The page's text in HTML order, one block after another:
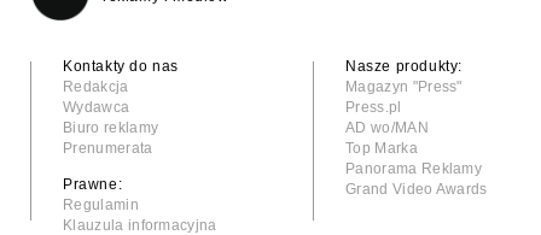
Kontakty do nas
Redakcja
Wydawca
Biuro reklamy
Prenumerata
Prawne:
Regulamin
Klauzula informacyjna
Nasze produkty:
Magazyn "Press"
Press.pl
AD wo/MAN
Top Marka
Panorama Reklamy
Grand Video Awards